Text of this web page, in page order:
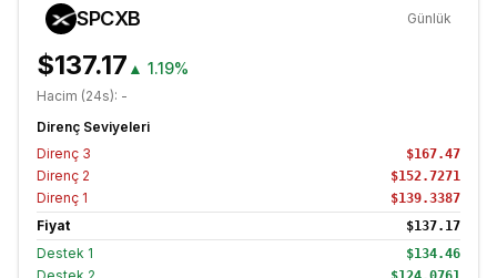
SPCXB Günlük
$137.17 ▲ 1.19%
Hacim (24s): -
Direnç Seviyeleri
Direnç 3 $167.47
Direnç 2 $152.7271
Direnç 1 $139.3387
Fiyat $137.17
Destek 1 $134.46